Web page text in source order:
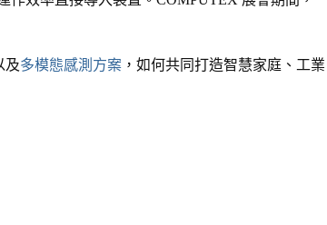
及多模態感測方案 ，如何共同打造智慧家庭、工